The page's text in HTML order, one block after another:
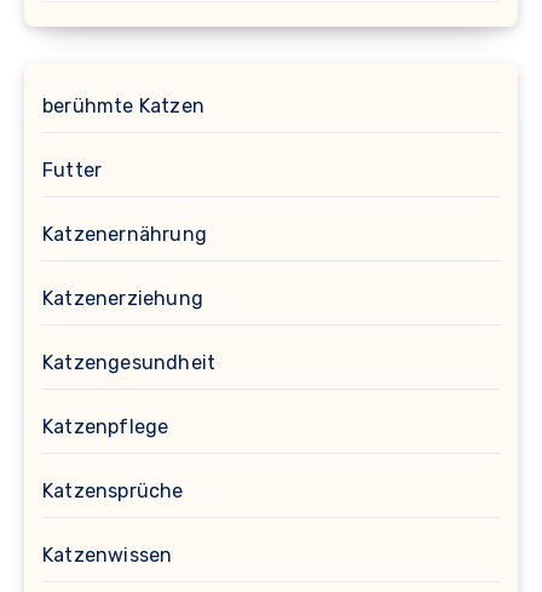
berühmte Katzen
Futter
Katzenernährung
Katzenerziehung
Katzengesundheit
Katzenpflege
Katzensprüche
Katzenwissen